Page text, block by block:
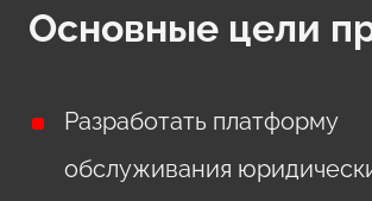
Основные цели
Разработать платформу
обслуживания